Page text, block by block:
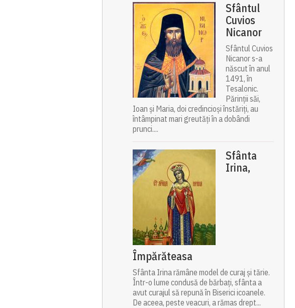
Sfântul
Cuvios
Nicanor
Sfântul Cuvios
Nicanor s-a
născut în anul
1491, în
Tesalonic.
Părinții săi,
Ioan și Maria, doi credincioși înstăriți, au
întâmpinat mari greutăți în a dobândi
prunci....
Sfânta
Irina,
Împărăteasa
Sfânta Irina rămâne model de curaj și tărie.
Într-o lume condusă de bărbați, sfânta a
avut curajul să repună în Biserici icoanele.
De aceea, peste veacuri, a rămas drept...